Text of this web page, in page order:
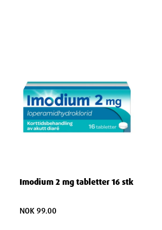
Imodium 2 mg tabletter 16 stk
NOK 99.00